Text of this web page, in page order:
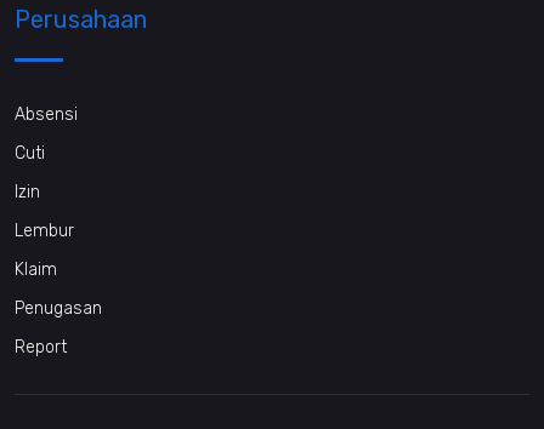
Perusahaan
Absensi
Cuti
Izin
Lembur
Klaim
Penugasan
Report